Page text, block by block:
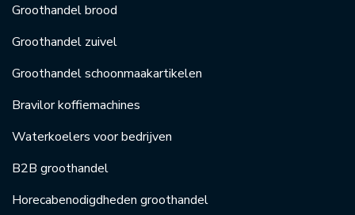
Groothandel brood
Groothandel zuivel
Groothandel schoonmaakartikelen
Bravilor koffiemachines
Waterkoelers voor bedrijven
B2B groothandel
Horecabenodigdheden groothandel